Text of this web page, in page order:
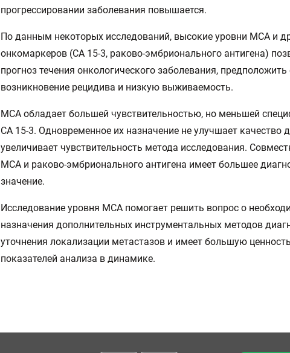
прогрессировании заболевания повышается.
По данным некоторых исследований, высокие уровни МСА и
онкомаркеров (СА 15-3, раково-эмбрионального антигена)
прогноз течения онкологического заболевания, предположить
возникновение рецидива и низкую выживаемость.
МСА обладает большей чувствительностью, но меньшей
СA 15-3. Одновременное их назначение не улучшает качество
увеличивает чувствительность метода исследования.
МСА и раково-эмбрионального антигена имеет большее
значение.
Исследование уровня МСА помогает решить вопрос о
назначения дополнительных инструментальных методов
уточнения локализации метастазов и имеет большую
показателей анализа в динамике.